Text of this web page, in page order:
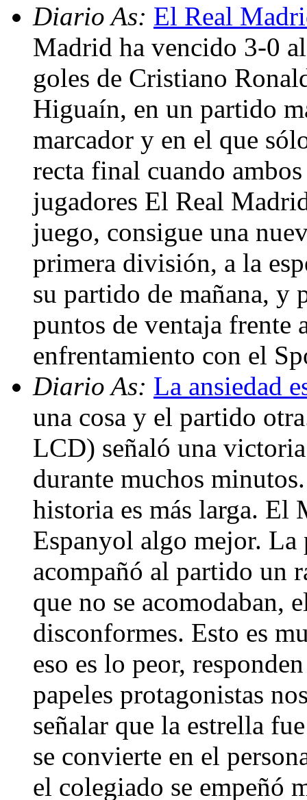
Diario As: El Real
Madrid ha vencido 3-0
goles de Cristiano
Higuaín, en un partido
marcador y en el que
recta final cuando
jugadores El Real
juego, consigue una
primera división, a la
su partido de mañana, y
puntos de ventaja frente
enfrentamiento con el
Diario As: La ansiedad
una cosa y el partido
LCD) señaló una
durante muchos
historia es más larga. El
Espanyol algo mejor. La
acompañó al partido un
que no se acomodaban,
disconformes. Esto es
eso es lo peor,
papeles protagonistas
señalar que la estrella
se convierte en el
el colegiado se empeñó